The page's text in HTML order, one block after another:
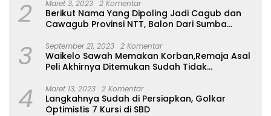
2 Maret 3, 2023 2 Komentar
Berikut Nama Yang Dipoling Jadi Cagub dan
Cawagub Provinsi NTT, Balon Dari Sumba
3 September 21, 2023 2 Komentar
Waikelo Sawah Memakan Korban,Remaja Asal
Peli Akhirnya Ditemukan Sudah Tidak
4 Maret 13, 2023 2 Komentar
Langkahnya Sudah di Persiapkan, Golkar
Optimistis 7 Kursi di SBD